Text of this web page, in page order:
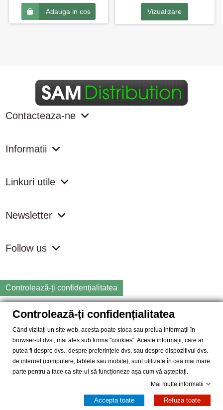
Adauga in cos Vizualizare
Contacteaza-ne
Informatii
Linkuri utile
Newsletter
Follow us
Controlează-ți confidențialitatea
Copyright
2026 samdistribution.ro - Magazin online cu Produse
SAM DISTRIBUTION S.R.L.- Cod fiscal: RO14935035, Registrul
Comertului: J40/10004/2002, Adresa: Str. Dimieni, nr. 7, Bucuresti,
sector 5.
Controlează-ți confidențialitatea
Când vizitați un site web, acesta poate stoca sau prelua informații în
browser-ul dvs., mai ales sub forma "cookies". Aceste informații, care ar
putea fi despre dvs., despre preferințele dvs. sau despre dispozitivul dvs.
de internet (computere, tablete sau mobile), sunt utilizate în cea mai mare
parte pentru a face ca site-ul să funcționeze așa cum vă așteptați.
Mai multe informatii
Accepta toate Refuza toate